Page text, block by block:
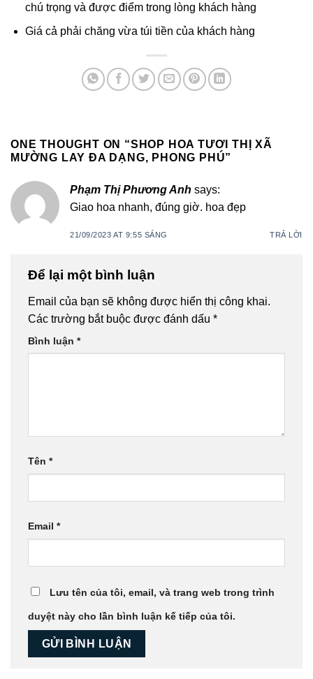
chú trọng và được điểm trong lòng khách hàng
Giá cả phải chăng vừa túi tiền của khách hàng
ONE THOUGHT ON “SHOP HOA TƯƠI THỊ XÃ
MƯỜNG LAY ĐA DẠNG, PHONG PHÚ”
Phạm Thị Phương Anh says:
Giao hoa nhanh, đúng giờ. hoa đẹp
21/09/2023 AT 9:55 SÁNG TRẢ LỜI
Để lại một bình luận
Email của bạn sẽ không được hiển thị công khai.
Các trường bắt buộc được đánh dấu *
Bình luận *
Tên *
Email *
Lưu tên của tôi, email, và trang web trong trình
duyệt này cho lần bình luận kế tiếp của tôi.